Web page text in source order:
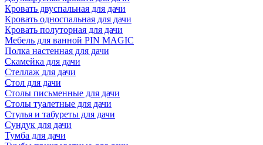
Кровать двуспальная для дачи
Кровать односпальная для дачи
Кровать полуторная для дачи
Мебель для ванной PIN MAGIC
Полка настенная для дачи
Скамейка для дачи
Стеллаж для дачи
Стол для дачи
Столы письменные для дачи
Столы туалетные для дачи
Стулья и табуреты для дачи
Сундук для дачи
Тумба для дачи